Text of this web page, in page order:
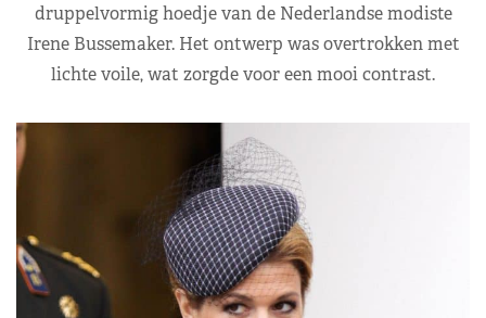
druppelvormig hoedje van de Nederlandse modiste
Irene Bussemaker. Het ontwerp was overtrokken met
lichte voile, wat zorgde voor een mooi contrast.